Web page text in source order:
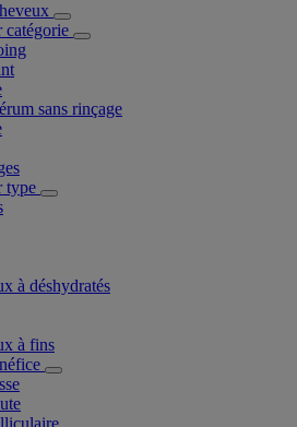
catégorie
sans rinçage
type
à déshydratés
à fins